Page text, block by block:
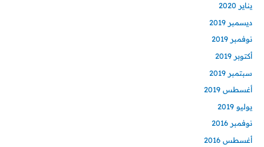
يناير 2020
ديسمبر 2019
نوفمبر 2019
أكتوبر 2019
سبتمبر 2019
أغسطس 2019
يوليو 2019
نوفمبر 2016
أغسطس 2016